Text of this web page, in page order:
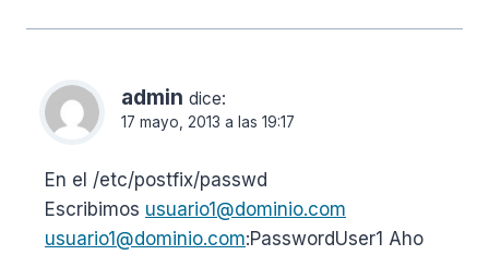
admin dice:
17 mayo, 2013 a las 19:17
En el /etc/postfix/passwd
Escribimos usuario1@dominio.com
usuario1@dominio.com:PasswordUser1 Aho